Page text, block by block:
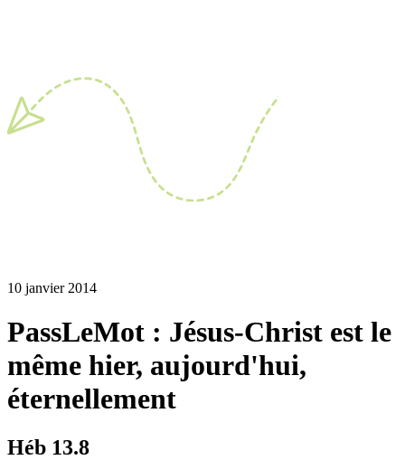
10 janvier 2014
PassLeMot : Jésus-Christ est le
même hier, aujourd'hui,
éternellement
Héb 13.8